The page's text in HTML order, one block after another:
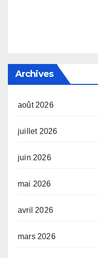
Archives
août 2026
juillet 2026
juin 2026
mai 2026
avril 2026
mars 2026